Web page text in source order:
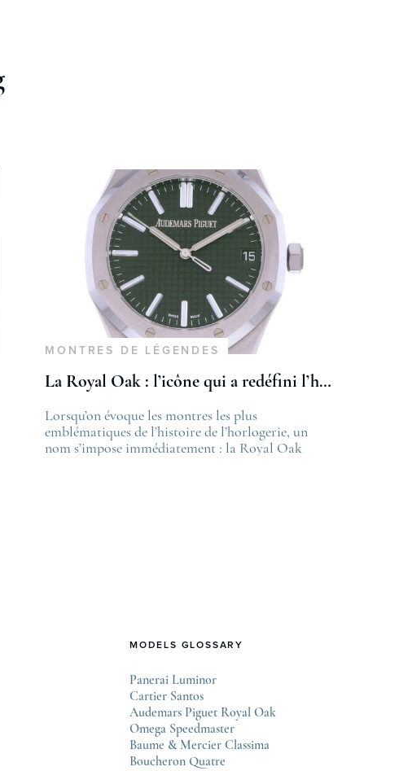
La nouvelle certification COSC 2026
first appeared on
MONTRES DE LÉGENDES
La Royal Oak : l’icône qui a redéfini l’horlogerie de luxe
Lorsqu’on évoque les montres les plus
emblématiques de l’histoire de l’horlogerie, un
nom s’impose immédiatement : la Royal Oak
MODELS GLOSSARY
Panerai Luminor
Cartier Santos
Audemars Piguet Royal Oak
Omega Speedmaster
Baume & Mercier Classima
Boucheron Quatre